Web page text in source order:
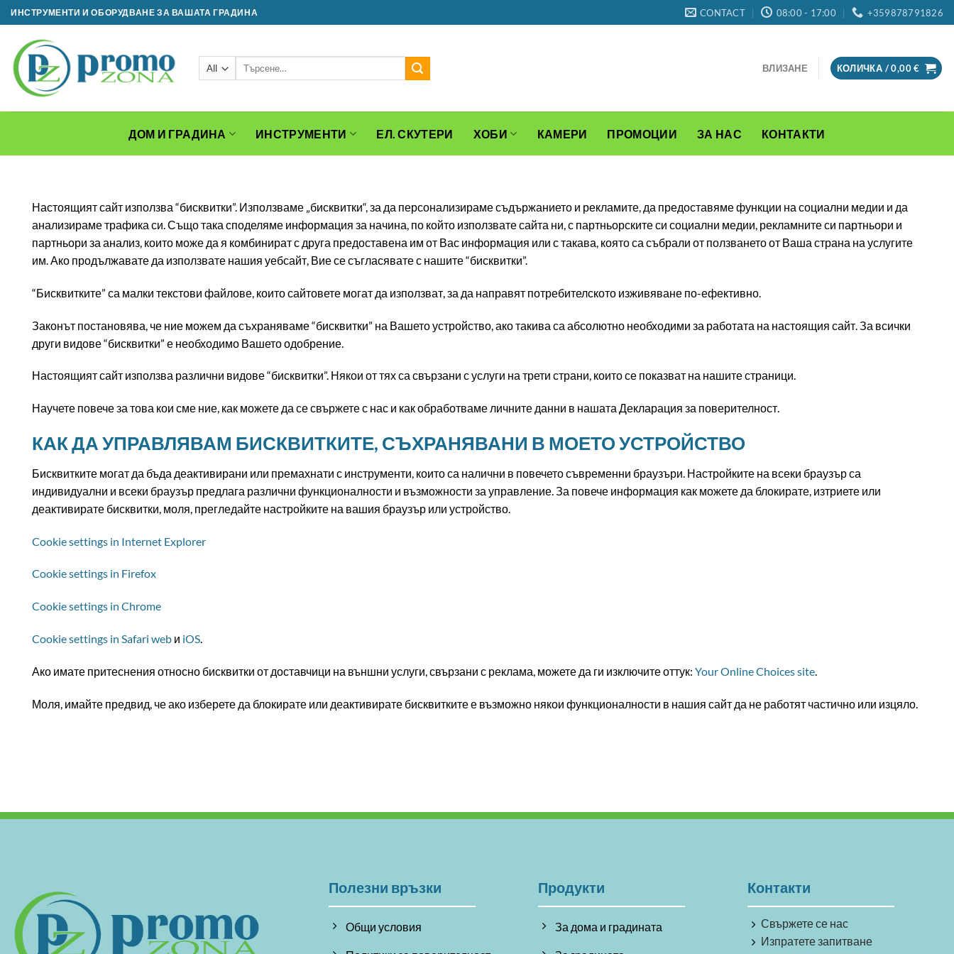
Skip
to
content
ИНСТРУМЕНТИ И ОБОРУДВАНЕ ЗА ВАШАТА ГРАДИНА CONTACT 08:00 - 17:00 +359878791826
Търсене
ВЛИЗАНЕ КОЛИЧКА /0,00€
ДОМ И ГРАДИНА ИНСТРУМЕНТИ ЕЛ. СКУТЕРИ ХОБИ КАМЕРИ ПРОМОЦИИ ЗА НАС КОНТАКТИ
Настоящият сайт използва “бисквитки”. Използваме „бисквитки“, за да персонализираме съдържанието и рекламите, да предоставяме функции на социални медии и да
анализираме трафика си. Също така споделяме информация за начина, по който използвате сайта ни, с партньорските си социални медии, рекламните си партньори и
партньори за анализ, които може да я комбинират с друга предоставена им от Вас информация или с такава, която са събрали от ползването от Ваша страна на услугите
им. Ако продължавате да използвате нашия уебсайт, Вие се съгласявате с нашите “бисквитки”.
“Бисквитките” са малки текстови файлове, които сайтовете могат да използват, за да направят потребителското изживяване по-ефективно.
Законът постановява, че ние можем да съхраняваме “бисквитки” на Вашето устройство, ако такива са абсолютно необходими за работата на настоящия сайт. За всички
други видове “бисквитки” е необходимо Вашето одобрение.
Настоящият сайт използва различни видове “бисквитки”. Някои от тях са свързани с услуги на трети страни, които се показват на нашите страници.
Научете повече за това кои сме ние, как можете да се свържете с нас и как обработваме личните данни в нашата Декларация за поверителност.
КАК ДА УПРАВЛЯВАМ БИСКВИТКИТЕ, СЪХРАНЯВАНИ В МОЕТО УСТРОЙСТВО
Бисквитките могат да бъда деактивирани или премахнати с инструменти, които са налични в повечето съвременни браузъри. Настройките на всеки браузър са
индивидуални и всеки браузър предлага различни функционалности и възможности за управление. За повече информация как можете да блокирате, изтриете или
деактивирате бисквитки, моля, прегледайте настройките на вашия браузър или устройство.
Cookie settings in Internet Explorer
Cookie settings in Firefox
Cookie settings in Chrome
Cookie settings in Safari web и iOS.
Ако имате притеснения относно бисквитки от доставчици на външни услуги, свързани с реклама, можете да ги изключите оттук: Your Online Choices site
Моля, имайте предвид, че ако изберете да блокирате или деактивирате бисквитките е възможно някои функционалности в нашия сайт да не работят частично или изцяло.
Полезни връзки
Общи условия
Продукти
За дома и градината
Контакти
Свържете се нас
Изпратете запитване